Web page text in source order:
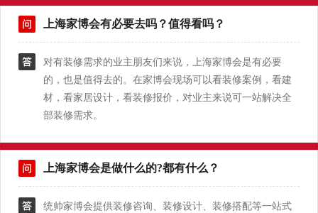
上海家博会有必要去吗？值得看吗？
对有装修需求的业主朋友们来说，上海家博会是有必要
的，也是值得去的。在家博会现场可以看装修案例，看建
材，看家居设计，看装修报价，对业主来说可一站解决全
部装修需求。
上海家博会是做什么的?都有什么？
统帅家博会提供装修咨询、装修设计、装修搭配等一站式